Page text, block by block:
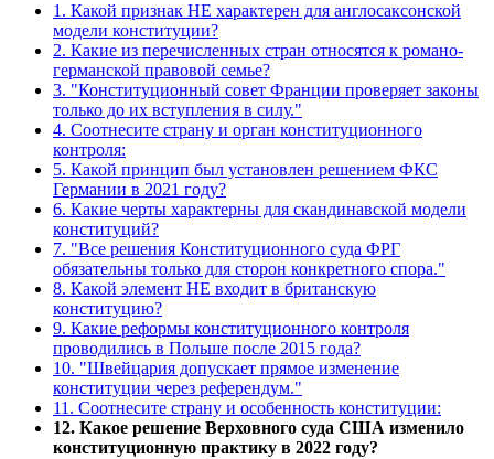
1. Какой признак НЕ характерен для англосаксонской
модели конституции?
2. Какие из перечисленных стран относятся к романо-
германской правовой семье?
3. "Конституционный совет Франции проверяет законы
только до их вступления в силу."
4. Соотнесите страну и орган конституционного
контроля:
5. Какой принцип был установлен решением ФКС
Германии в 2021 году?
6. Какие черты характерны для скандинавской модели
конституций?
7. "Все решения Конституционного суда ФРГ
обязательны только для сторон конкретного спора."
8. Какой элемент НЕ входит в британскую
конституцию?
9. Какие реформы конституционного контроля
проводились в Польше после 2015 года?
10. "Швейцария допускает прямое изменение
конституции через референдум."
11. Соотнесите страну и особенность конституции:
12. Какое решение Верховного суда США изменило
конституционную практику в 2022 году?